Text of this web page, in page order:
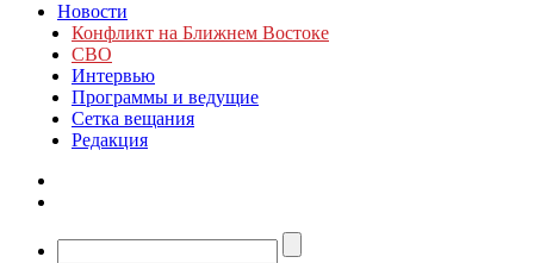
Новости
Конфликт на Ближнем Востоке
СВО
Интервью
Программы и ведущие
Сетка вещания
Редакция